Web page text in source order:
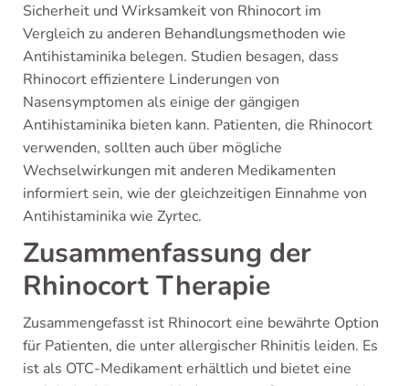
Sicherheit und Wirksamkeit von Rhinocort im
Vergleich zu anderen Behandlungsmethoden wie
Antihistaminika belegen. Studien besagen, dass
Rhinocort effizientere Linderungen von
Nasensymptomen als einige der gängigen
Antihistaminika bieten kann. Patienten, die Rhinocort
verwenden, sollten auch über mögliche
Wechselwirkungen mit anderen Medikamenten
informiert sein, wie der gleichzeitigen Einnahme von
Antihistaminika wie Zyrtec.
Zusammenfassung der
Rhinocort Therapie
Zusammengefasst ist Rhinocort eine bewährte Option
für Patienten, die unter allergischer Rhinitis leiden. Es
ist als OTC-Medikament erhältlich und bietet eine